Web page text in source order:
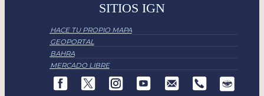
SITIOS IGN
HACE TU PROPIO MAPA
GEOPORTAL
BAHRA
MERCADO LIBRE